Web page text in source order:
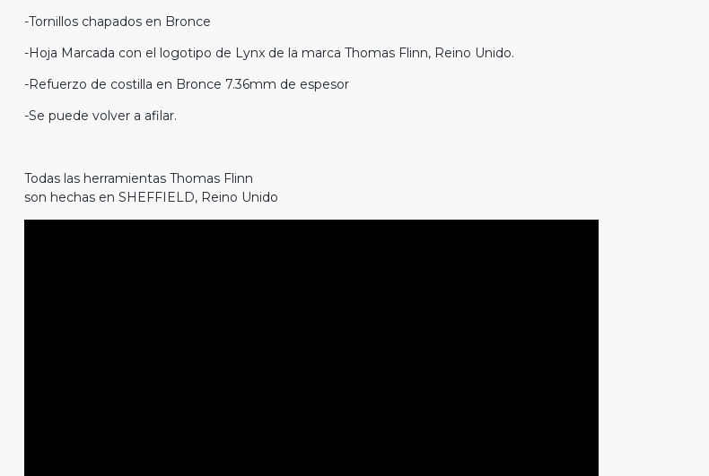
-Tornillos chapados en Bronce
-Hoja Marcada con el logotipo de Lynx de la marca Thomas Flinn, Reino Unido.
-Refuerzo de costilla en Bronce 7.36mm de espesor
-Se puede volver a afilar.
Todas las herramientas Thomas Flinn
son hechas en SHEFFIELD, Reino Unido